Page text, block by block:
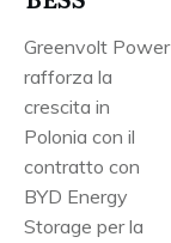
Greenvolt Power
rafforza la
crescita in
Polonia con il
contratto con
BYD Energy
Storage per la